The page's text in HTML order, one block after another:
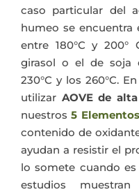
caso particular del
humeo se encuentra
entre 180°C y
girasol o el de soja
230°C y los 260°C.
utilizar AOVE de
nuestros5 Elementos
contenido de
ayudan a resistir el
lo somete cuando
estudios